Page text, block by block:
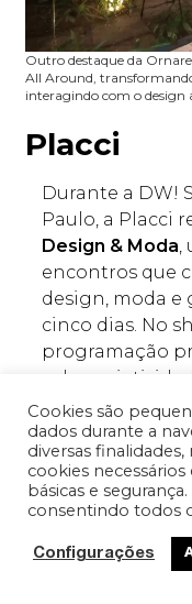
Outro destaque da
All Around,
interagindo com o
Placci
Durante a DW!
Paulo, a Placci
Design & Moda,
encontros que
design, moda
cinco dias. No
programação
sobre
destaques está
que
versões
moda.
Portobello
A Portobello
Cookies são
dados durante a
diversas
cookies
básicas e
consentindo todos
Configurações